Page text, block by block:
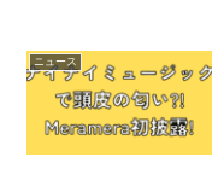
ニュース